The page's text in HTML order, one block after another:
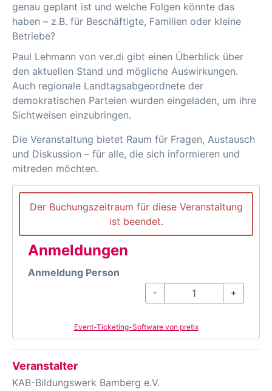
genau geplant ist und welche Folgen könnte das
haben – z.B. für Beschäftigte, Familien oder kleine
Betriebe?
Paul Lehmann von ver.di gibt einen Überblick über
den aktuellen Stand und mögliche Auswirkungen.
Auch regionale Landtagsabgeordnete der
demokratischen Parteien wurden eingeladen, um ihre
Sichtweisen einzubringen.
Die Veranstaltung bietet Raum für Fragen, Austausch
und Diskussion – für alle, die sich informieren und
mitreden möchten.
Der Buchungszeitraum für diese Veranstaltung
ist beendet.
Anmeldungen
Anmeldung Person
- +
Event-Ticketing-Software von pretix
Veranstalter
KAB-Bildungswerk Bamberg e.V.